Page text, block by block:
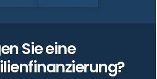
Sie eine